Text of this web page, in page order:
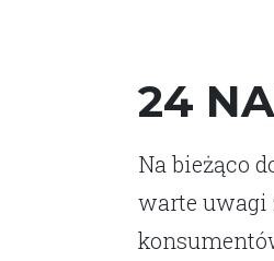
24
Na bieżąco
warte uwagi